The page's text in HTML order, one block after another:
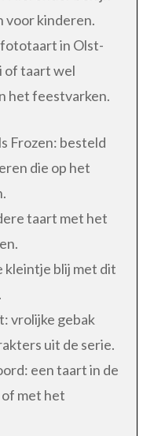
voor kinderen.
fototaart in Olst-
of taart wel
het feestvarken.
Frozen: besteld
die op het
taart met het
kleintje blij met dit
vrolijke gebak
uit de serie.
een taart in de
met het